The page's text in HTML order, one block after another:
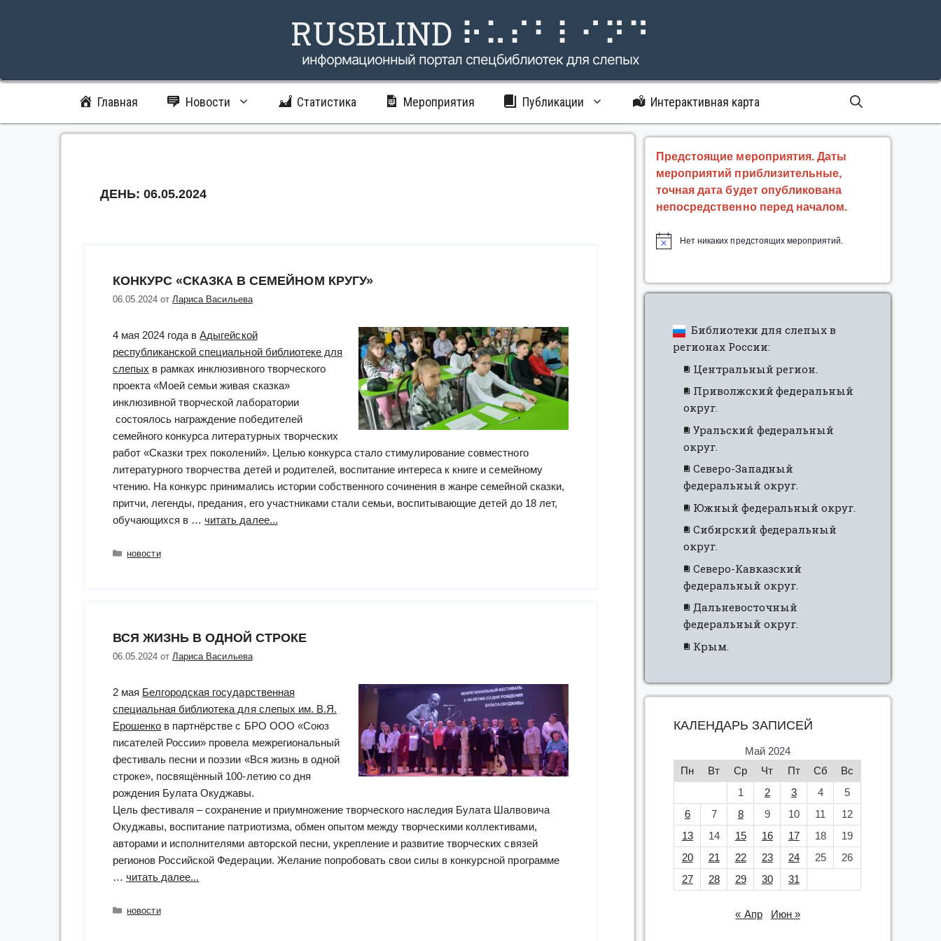
RUSBLIND ⠗⠥⠎⠃⠇⠊⠝⠙
информационный портал спецбиблиотек для слепых
Главная Новости Статистика Мероприятия Публикации Интерактивная карта
ДЕНЬ: 06.05.2024
КОНКУРС «СКАЗКА В СЕМЕЙНОМ КРУГУ»
06.05.2024 отЛариса Васильева
4 мая 2024 года вАдыгейской
республиканской специальной библиотеке для
слепых в рамках инклюзивного творческого
проекта «Моей семьи живая сказка»
инклюзивной творческой лаборатории
состоялось награждение победителей
семейного конкурса литературных творческих
работ «Сказки трех поколений». Целью конкурса стало стимулирование совместного
литературного творчества детей и родителей, воспитание интереса к книге и семейному
чтению. На конкурс принимались истории собственного сочинения в жанре семейной сказки,
притчи, легенды, предания, его участниками стали семьи, воспитывающие детей до 18 лет,
обучающихся в …читать далее...
Рубрики
новости
ВСЯ ЖИЗНЬ В ОДНОЙ СТРОКЕ
06.05.2024 отЛариса Васильева
2 мая Белгородская государственная
специальная библиотека для слепых им. В.Я.
Ерошенко в партнёрстве с БРО ООО «Союз
писателей России» провела межрегиональный
фестиваль песни и поэзии «Вся жизнь в одной
строке», посвящённый 100-летию со дня
рождения Булата Окуджавы.
Цель фестиваля – сохранение и приумножение творческого наследия Булата Шалвовича
Окуджавы, воспитание патриотизма, обмен опытом между творческими коллективами,
авторами и исполнителями авторской песни, укрепление и развитие творческих связей
регионов Российской Федерации. Желание попробовать свои силы в конкурсной программе
…читать далее...
Рубрики
новости
Предстоящие мероприятия. Даты
мероприятий приблизительные,
точная дата будет опубликована
непосредственно перед началом.
Нет никаких предстоящих мероприятий.
Библиотеки для слепых в
регионах России:
Центральный регион.
Приволжский федеральный
округ.
Уральский федеральный
округ.
Северо-Западный
федеральный округ.
Южный федеральный округ.
Сибирский федеральный
округ.
Северо-Кавказский
федеральный округ.
Дальневосточный
федеральный округ.
Крым.
КАЛЕНДАРЬ ЗАПИСЕЙ
Май 2024
Пн
Вт Ср Чт Пт Сб
Вс
1
2 3 4
5
6
7 8 9 10 11
12
13
14 15 16 17 18
19
20
21 22 23 24 25
26
27
28 29 30 31
« Апр Июн »